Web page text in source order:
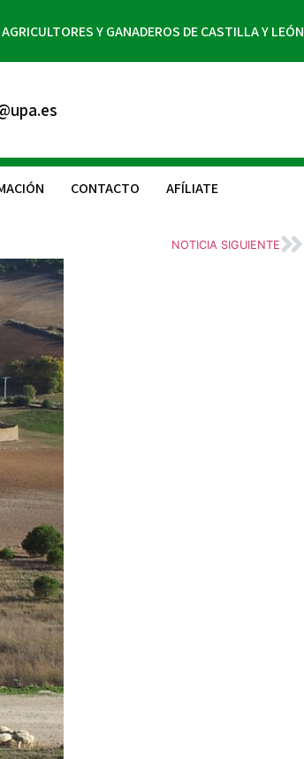
Y GANADEROS DE CASTILLA Y LEÓN
CONTACTO AFÍLIATE
NOTICIA SIGUIENTE